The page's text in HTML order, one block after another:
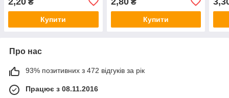
Купити Купити
Про нас
93% позитивних з 472 відгуків за рік
Працює з 08.11.2016